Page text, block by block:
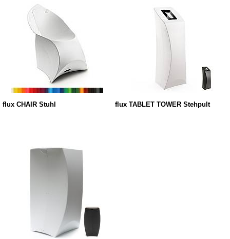
flux CHAIR Stuhl flux TABLET TOWER Stehpult